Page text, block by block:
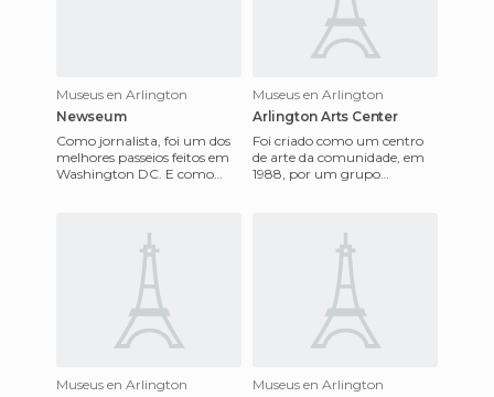
Museus en Arlington
Newseum
Como jornalista, foi um dos
melhores passeios feitos em
Washington DC. E como
Museus en Arlington
Arlington Arts Center
Foi criado como um centro
de arte da comunidade, em
1988, por um grupo
Museus en Arlington
Museus en Arlington